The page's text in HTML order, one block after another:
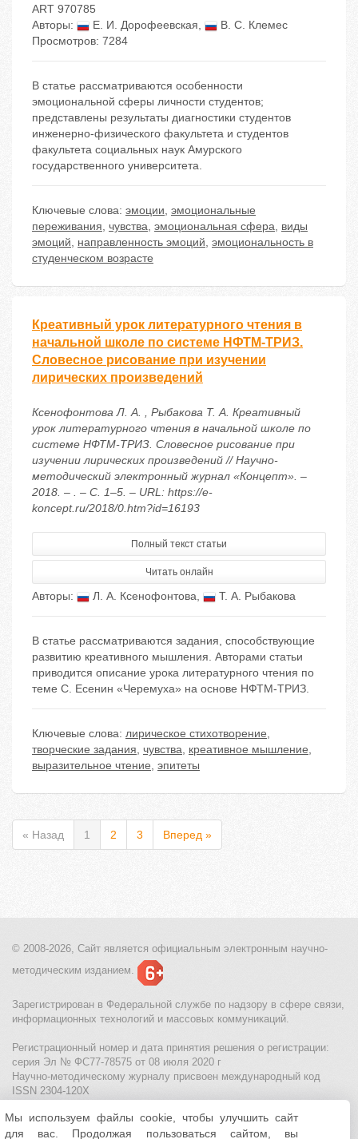
ART 970785
Авторы:
Е. И. Дорофеевская,
В. С. Клемес
Просмотров: 7284
В статье рассматриваются особенности
эмоциональной сферы личности студентов;
представлены результаты диагностики студентов
инженерно-физического факультета и студентов
факультета социальных наук Амурского
государственного университета.
Ключевые слова: эмоции, эмоциональные
переживания, чувства, эмоциональная сфера, виды
эмоций, направленность эмоций, эмоциональность в
студенческом возрасте
Креативный урок литературного чтения в
начальной школе по системе НФТМ-ТРИЗ.
Словесное рисование при изучении
лирических произведений
Ксенофонтова Л. А. , Рыбакова Т. А. Креативный
урок литературного чтения в начальной школе по
системе НФТМ-ТРИЗ. Словесное рисование при
изучении лирических произведений // Научно-
методический электронный журнал «Концепт». –
2018. – . – С. 1–5. – URL: https://e-
koncept.ru/2018/0.htm?id=16193
Полный текст статьи
Читать онлайн
Авторы: Л. А. Ксенофонтова, Т. А. Рыбакова
В статье рассматриваются задания, способствующие
развитию креативного мышления. Авторами статьи
приводится описание урока литературного чтения по
теме С. Есенин «Черемуха» на основе НФТМ-ТРИЗ.
Ключевые слова: лирическое стихотворение,
творческие задания, чувства, креативное мышление,
выразительное чтение, эпитеты
« Назад 1 2 3 Вперед »
© 2008-2026, Сайт является официальным электронным научно-
методическим изданием.
Зарегистрирован в Федеральной службе по надзору в сфере связи,
информационных технологий и массовых коммуникаций.
Регистрационный номер и дата принятия решения о регистрации:
серия Эл № ФС77-78575 от 08 июля 2020 г
Научно-методическому журналу присвоен международный код
ISSN 2304-120X
МЦИТО|Школьные олимпиады и онлайн конкурсы для детей
Политика использования файлов cookie| Политика обработки и
Мы используем файлы cookie, чтобы улучшить сайт
для вас. Продолжая пользоваться сайтом, вы